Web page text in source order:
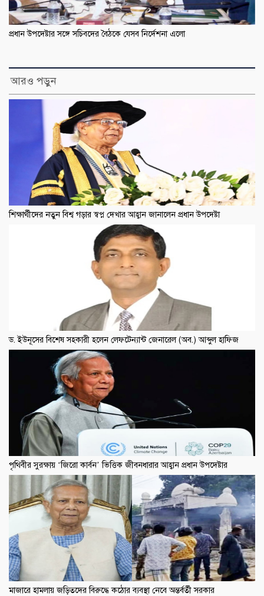
প্রধান উপদেষ্টার সঙ্গে সচিবদের বৈঠকে যেসব নির্দেশনা এলো
আরও পড়ুন
শিক্ষার্থীদের নতুন বিশ্ব গড়ার স্বপ্ন দেখার আহ্বান জানালেন প্রধান উপদেষ্টা
ড. ইউনূসের বিশেষ সহকারী হলেন লেফটেন্যান্ট জেনারেল (অব.) আব্দুল হাফিজ
পৃথিবীর সুরক্ষায় ‘জিরো কার্বন’ ভিত্তিক জীবনধারার আহ্বান প্রধান উপদেষ্টার
মাজারে হামলায় জড়িতদের বিরুদ্ধে কঠোর ব্যবস্থা নেবে অন্তর্বর্তী সরকার